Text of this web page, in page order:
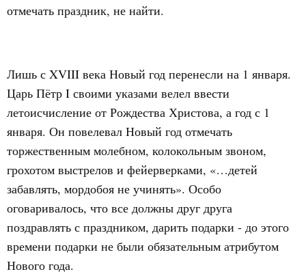
отмечать праздник, не найти.
Лишь с XVIII века Новый год перенесли на 1 января.
Царь Пётр I своими указами велел ввести
летоисчисление от Рождества Христова, а год с 1
января. Он повелевал Новый год отмечать
торжественным молебном, колокольным звоном,
грохотом выстрелов и фейерверками, «…детей
забавлять, мордобоя не учинять». Особо
оговаривалось, что все должны друг друга
поздравлять с праздником, дарить подарки - до этого
времени подарки не были обязательным атрибутом
Нового года.